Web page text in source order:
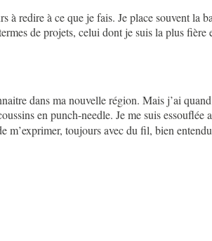
à redire à ce que je fais. Je place souvent la
de projets, celui dont je suis la plus fière
dans ma nouvelle région. Mais j’ai
en punch-needle. Je me suis
toujours avec du fil, bien